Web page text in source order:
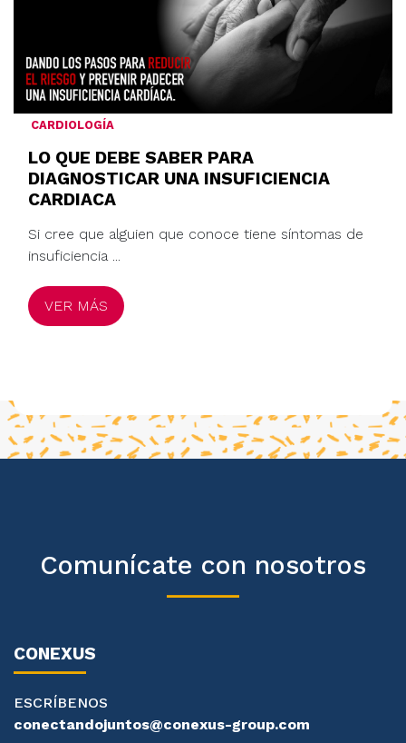
CARDIOLOGÍA
LO QUE DEBE SABER PARA
DIAGNOSTICAR UNA INSUFICIENCIA
CARDIACA
Si cree que alguien que conoce tiene síntomas de
insuficiencia ...
VER MÁS
Comunícate con nosotros
CONEXUS
ESCRÍBENOS
conectandojuntos@conexus-group.com